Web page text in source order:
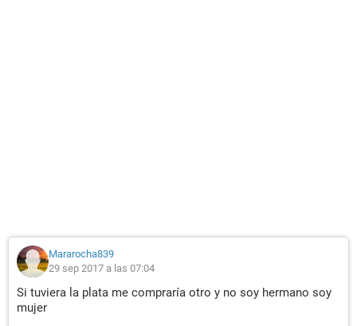
Mararocha839
29 sep 2017 a las 07:04
Si tuviera la plata me compraría otro y no soy hermano soy
mujer